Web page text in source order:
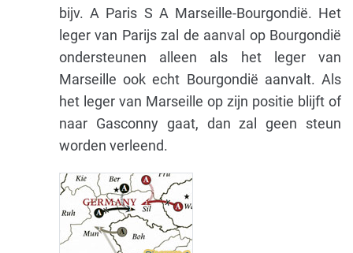
bijv. A Paris S A Marseille-Bourgondië. Het
leger van Parijs zal de aanval op Bourgondië
ondersteunen alleen als het leger van
Marseille ook echt Bourgondië aanvalt. Als
het leger van Marseille op zijn positie blijft of
naar Gasconny gaat, dan zal geen steun
worden verleend.